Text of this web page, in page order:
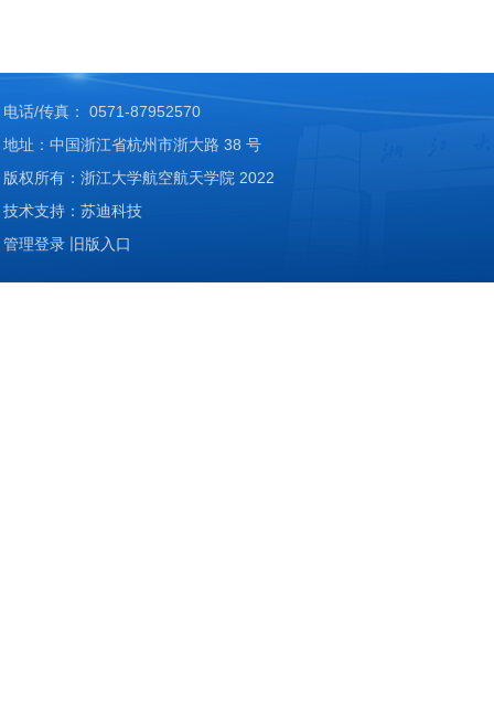
电话/传真： 0571-87952570
地址：中国浙江省杭州市浙大路 38 号
版权所有：浙江大学航空航天学院 2022
技术支持：苏迪科技
管理登录 旧版入口